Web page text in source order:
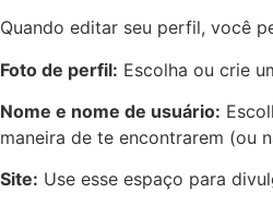
Quando editar seu perfil, você
Foto de perfil: Escolha ou crie
Nome e nome de usuário:
maneira de te encontrarem (ou
Site: Use esse espaço para